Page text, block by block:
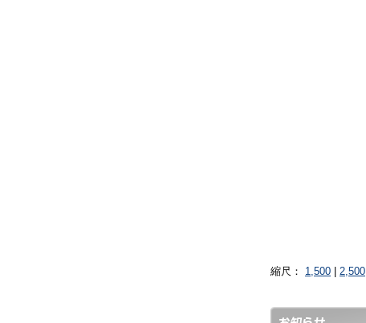
縮尺： 1,500 2,500